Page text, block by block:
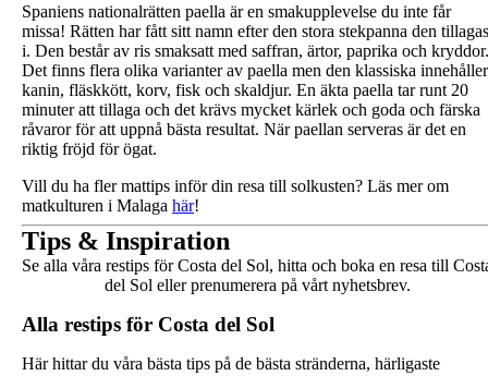
Spaniens nationalrätten paella är en smakupplevelse du inte får
missa! Rätten har fått sitt namn efter den stora stekpanna den tillagas
i. Den består av ris smaksatt med saffran, ärtor, paprika och kryddor.
Det finns flera olika varianter av paella men den klassiska innehåller
kanin, fläskkött, korv, fisk och skaldjur. En äkta paella tar runt 20
minuter att tillaga och det krävs mycket kärlek och goda och färska
råvaror för att uppnå bästa resultat. När paellan serveras är det en
riktig fröjd för ögat.
Vill du ha fler mattips inför din resa till solkusten? Läs mer om
matkulturen i Malaga här!
Tips & Inspiration
Se alla våra restips för Costa del Sol, hitta och boka en resa till
del Sol eller prenumerera på vårt nyhetsbrev.
Alla restips för Costa del Sol
Här hittar du våra bästa tips på de bästa stränderna, härligaste